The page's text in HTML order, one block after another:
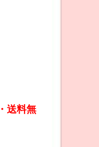
送料無